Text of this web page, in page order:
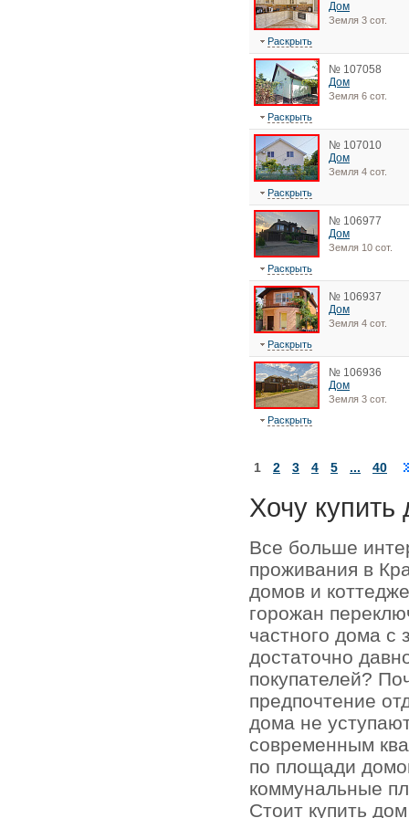
Дом
Земля 3 сот.
Раскрыть
№ 107058
Дом
Земля 6 сот.
Раскрыть
№ 107010
Дом
Земля 4 сот.
Раскрыть
№ 106977
Дом
Земля 10 сот.
Раскрыть
№ 106937
Дом
Земля 4 сот.
Раскрыть
№ 106936
Дом
Земля 3 сот.
Раскрыть
1 2 3 4 5 ... 40
Хочу купить
Все больше
проживания в
домов и
горожан
частного дома с
достаточно
покупателей?
предпочтение
дома не
современным
по площади
коммунальные
Стоит купить